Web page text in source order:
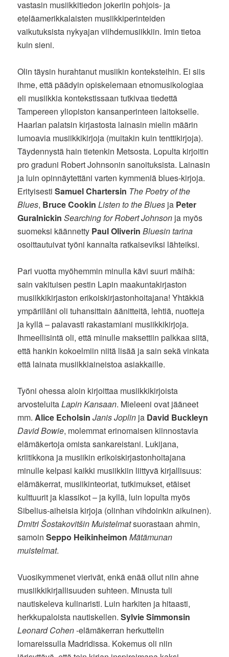
vastasin musiikkitiedon jokeriin pohjois- ja
eteläamerikkalaisten musiikkiperinteiden
vaikutuksista nykyajan viihdemusiikkiin. Imin tietoa
kuin sieni.
Olin täysin hurahtanut musiikin konteksteihin. Ei siis
ihme, että päädyin opiskelemaan etnomusikologiaa
eli musiikkia kontekstissaan tutkivaa tiedettä
Tampereen yliopiston kansanperinteen laitokselle.
Haarlan palatsin kirjastosta lainasin mielin määrin
lumoavia musiikkikirjoja (muitakin kuin tenttikirjoja).
Täydennystä hain tietenkin Metsosta. Lopulta kirjoitin
pro graduni Robert Johnsonin sanoituksista. Lainasin
ja luin opinnäytettäni varten kymmeniä blues-kirjoja.
ErityisestiSamuel Chartersin The Poetry of the
Blues, Bruce Cookin Listen to the Blues ja Peter
Guralnickin Searching for Robert Johnson ja myös
suomeksi käännetty Paul Oliverin Bluesin tarina
osoittautuivat työni kannalta ratkaiseviksi lähteiksi.
Pari vuotta myöhemmin minulla kävi suuri mäihä:
sain vakituisen pestin Lapin maakuntakirjaston
musiikkikirjaston erikoiskirjastonhoitajana! Yhtäkkiä
ympärilläni oli tuhansittain äänitteitä, lehtiä, nuotteja
ja kyllä – palavasti rakastamiani musiikkikirjoja.
Ihmeellisintä oli, että minulle maksettiin palkkaa siitä,
että hankin kokoelmiin niitä lisää ja sain sekä vinkata
että lainata musiikkiaineistoa asiakkaille.
Työni ohessa aloin kirjoittaa musiikkikirjoista
arvosteluitaLapin Kansaan. Mieleeni ovat jääneet
mm.Alice Echolsin Janis Joplin ja David Buckleyn
David Bowie, molemmat erinomaisen kiinnostavia
elämäkertoja omista sankareistani. Lukijana,
kriitikkona ja musiikin erikoiskirjastonhoitajana
minulle kelpasi kaikki musiikkiin liittyvä kirjallisuus:
elämäkerrat, musiikinteoriat, tutkimukset, etäiset
kulttuurit ja klassikot – ja kyllä, luin lopulta myös
Sibelius-aiheisia kirjoja (olinhan vihdoinkin aikuinen).
Dmitri Šostakovitšin Muistelmatsuorastaan ahmin,
samoinSeppo Heikinheimon Mätämunan
muistelmat.
Vuosikymmenet vierivät, enkä enää ollut niin ahne
musiikkikirjallisuuden suhteen. Minusta tuli
nautiskeleva kulinaristi. Luin harkiten ja hitaasti,
herkkupaloista nautiskellen.Sylvie Simmonsin
Leonard Cohen-elämäkerran herkuttelin
lomareissulla Madridissa. Kokemus oli niin